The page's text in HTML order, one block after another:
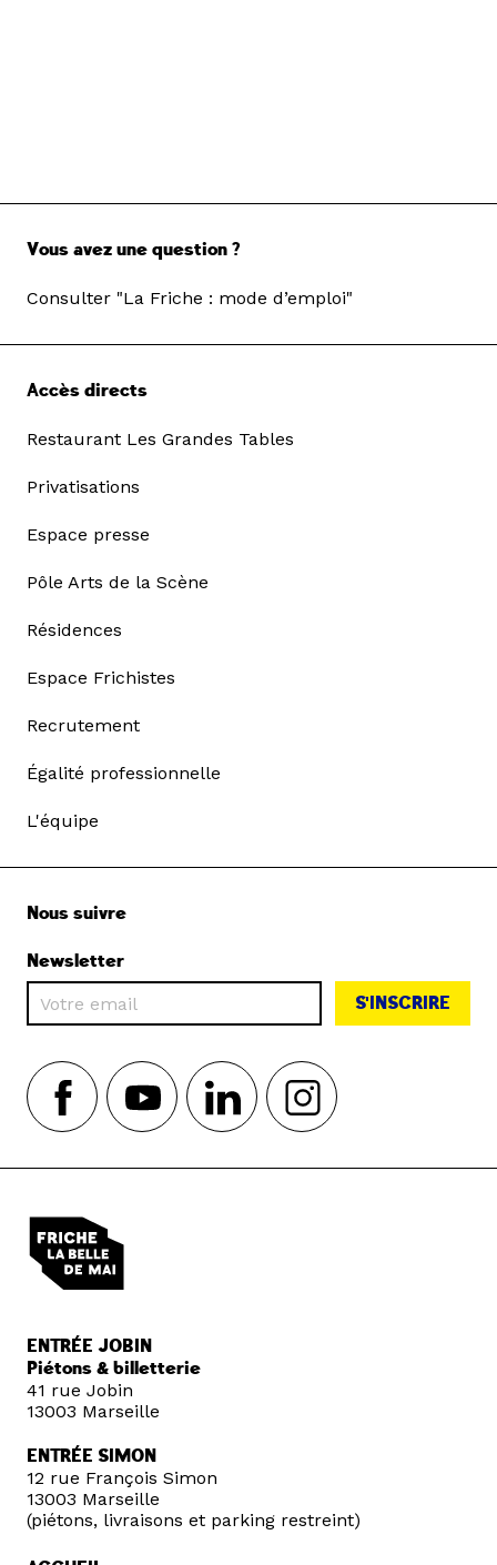
Vous avez une question ?
Consulter "La Friche : mode d’emploi"
Accès directs
Restaurant Les Grandes Tables
Privatisations
Espace presse
Pôle Arts de la Scène
Résidences
Espace Frichistes
Recrutement
Égalité professionnelle
L'équipe
Nous suivre
Newsletter
S'INSCRIRE
ENTRÉE JOBIN
Piétons & billetterie
41 rue Jobin
13003 Marseille
ENTRÉE SIMON
12 rue François Simon
13003 Marseille
(piétons, livraisons et parking restreint)